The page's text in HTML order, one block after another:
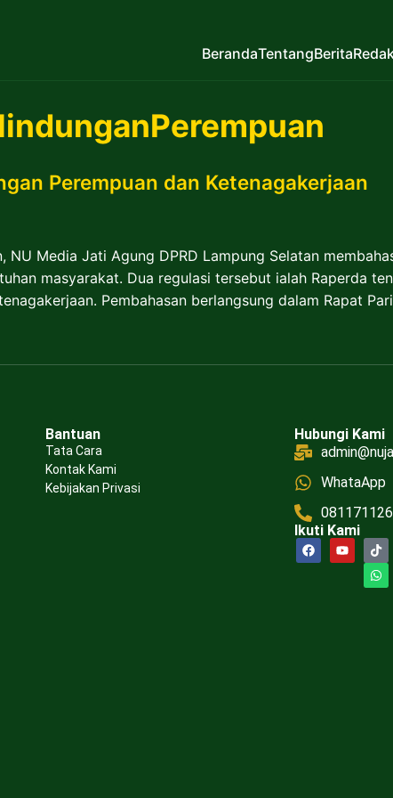
BerandaTentangBerita
Perempuan dan Ketenagakerjaan
Media Jati Agung DPRD Lampung Selatan
masyarakat. Dua regulasi tersebut ialah Raperda
Pembahasan berlangsung dalam Rapat
Bantuan
Tata Cara
Kontak Kami
Kebijakan Privasi
Hubungi Kami
WhataApp
Ikuti Kami